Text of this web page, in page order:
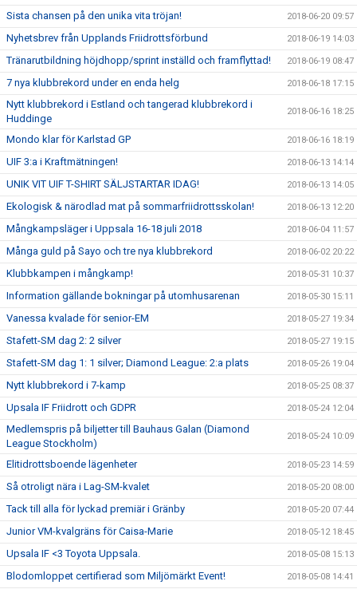
Sista chansen på den unika vita tröjan! 2018-06-20 09:57
Nyhetsbrev från Upplands Friidrottsförbund 2018-06-19 14:03
Tränarutbildning höjdhopp/sprint inställd och framflyttad! 2018-06-19 08:47
7 nya klubbrekord under en enda helg 2018-06-18 17:15
Nytt klubbrekord i Estland och tangerad klubbrekord i
Huddinge
2018-06-16 18:25
Mondo klar för Karlstad GP 2018-06-16 18:19
UIF 3:a i Kraftmätningen! 2018-06-13 14:14
UNIK VIT UIF T-SHIRT SÄLJSTARTAR IDAG! 2018-06-13 14:05
Ekologisk & närodlad mat på sommarfriidrottsskolan! 2018-06-13 12:20
Mångkampsläger i Uppsala 16-18 juli 2018 2018-06-04 11:57
Många guld på Sayo och tre nya klubbrekord 2018-06-02 20:22
Klubbkampen i mångkamp! 2018-05-31 10:37
Information gällande bokningar på utomhusarenan 2018-05-30 15:11
Vanessa kvalade för senior-EM 2018-05-27 19:34
Stafett-SM dag 2: 2 silver 2018-05-27 19:15
Stafett-SM dag 1: 1 silver; Diamond League: 2:a plats 2018-05-26 19:04
Nytt klubbrekord i 7-kamp 2018-05-25 08:37
Upsala IF Friidrott och GDPR 2018-05-24 12:04
Medlemspris på biljetter till Bauhaus Galan (Diamond
League Stockholm)
2018-05-24 10:09
Elitidrottsboende lägenheter 2018-05-23 14:59
Så otroligt nära i Lag-SM-kvalet 2018-05-20 08:00
Tack till alla för lyckad premiär i Gränby 2018-05-20 07:44
Junior VM-kvalgräns för Caisa-Marie 2018-05-12 18:45
Upsala IF <3 Toyota Uppsala. 2018-05-08 15:13
Blodomloppet certifierad som Miljömärkt Event! 2018-05-08 14:41